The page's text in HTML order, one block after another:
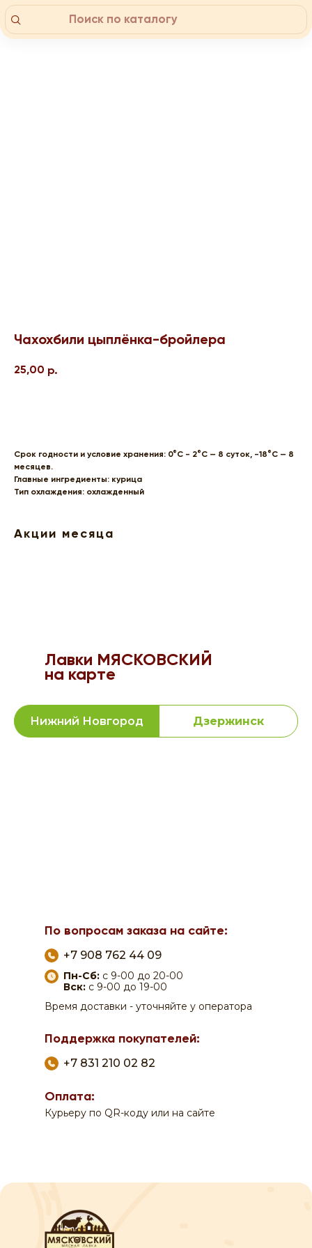
Чахохбили цыплёнка-бройлера
25,00 р.
Срок годности и условие хранения: 0°С - 2°С — 8 суток, -18°С — 8
месяцев.
Главные ингредиенты: курица
Тип охлаждения: охлажденный
Акции месяца
Лавки МЯСКОВСКИЙ
на карте
Нижний Новгород Дзержинск
+7 908 762 44 09
+7 831 210 02 82
Пн-Сб: с 9-00 до 20-00
Вск: с 9-00 до 19-00
Время доставки - уточняйте у оператора
Курьеру по QR-коду или на сайте
По вопросам заказа на сайте:
Оплата:
Поддержка покупателей: